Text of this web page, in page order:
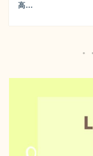
高...